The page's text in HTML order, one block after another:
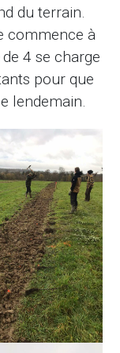
du terrain.
commence à
4 se charge
pour que
lendemain.